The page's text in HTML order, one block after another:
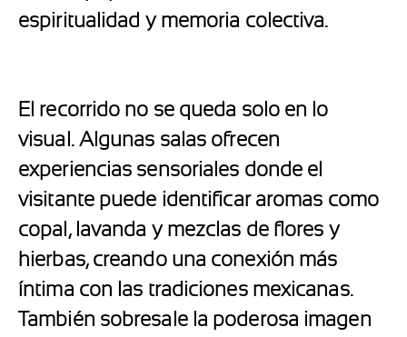
espiritualidad y memoria colectiva.
El recorrido no se queda solo en lo
visual. Algunas salas ofrecen
experiencias sensoriales donde el
visitante puede identificar aromas como
copal, lavanda y mezclas de flores y
hierbas, creando una conexión más
íntima con las tradiciones mexicanas.
También sobresale la poderosa imagen